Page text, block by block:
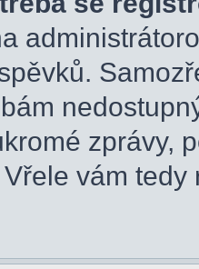
zprávy,
vám